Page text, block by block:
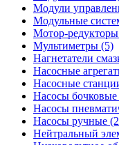
Модули
Модульные
Мотор-
Мультиметры (5)
Нагнетатели
Насосные
Насосные
Насосы бочковые
Насосы
Насосы ручные
Нейтральный